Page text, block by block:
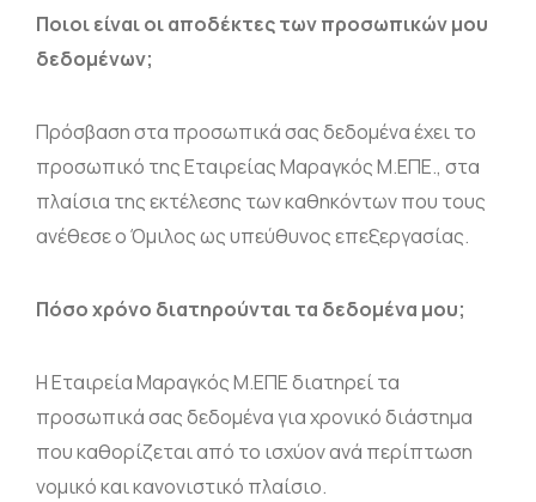
Ποιοι είναι οι αποδέκτες των προσωπικών μου
δεδομένων;
Πρόσβαση στα προσωπικά σας δεδομένα έχει το
προσωπικό της Εταιρείας Μαραγκός Μ.ΕΠΕ., στα
πλαίσια της εκτέλεσης των καθηκόντων που τους
ανέθεσε ο Όμιλος ως υπεύθυνος επεξεργασίας.
Πόσο χρόνο διατηρούνται τα δεδομένα μου;
Η Εταιρεία Μαραγκός Μ.ΕΠΕ διατηρεί τα
προσωπικά σας δεδομένα για χρονικό διάστημα
που καθορίζεται από το ισχύον ανά περίπτωση
νομικό και κανονιστικό πλαίσιο.